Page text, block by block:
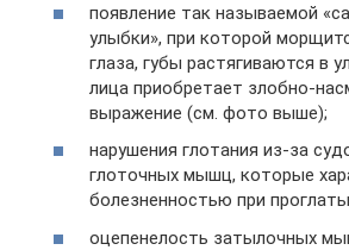
появление так называемой
улыбки», при которой
глаза, губы растягиваются в
лица приобретает злобно-
выражение (см. фото выше);
нарушения глотания из-за
глоточных мышц, которые
болезненностью при
оцепенелость затылочных